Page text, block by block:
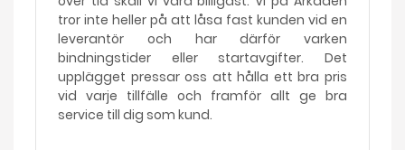
tror inte heller på att låsa fast kunden vid en
leverantör och har därför varken
bindningstider eller startavgifter. Det
upplägget pressar oss att hålla ett bra pris
vid varje tillfälle och framför allt ge bra
service till dig som kund.